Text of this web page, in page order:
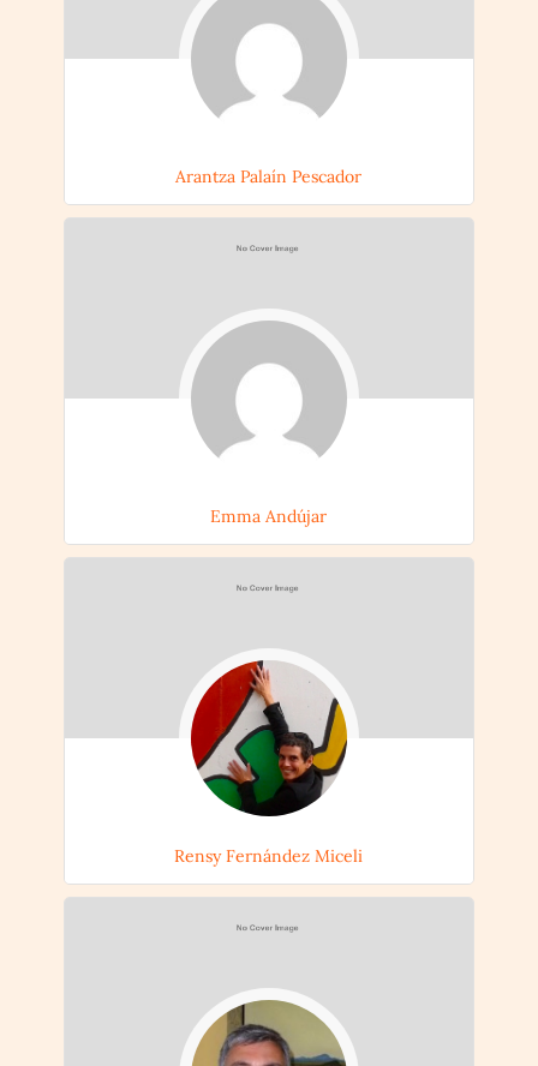
Arantza Palaín Pescador
Emma Andújar
Rensy Fernández Miceli